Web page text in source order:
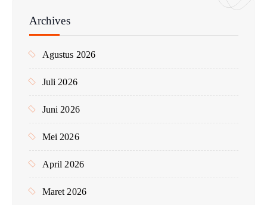
n
k
Archives
Agustus 2026
Juli 2026
Juni 2026
Mei 2026
April 2026
Maret 2026